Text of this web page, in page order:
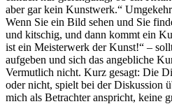
aber gar kein Kunstwerk.“
Wenn Sie ein Bild sehen und Sie
und kitschig, und dann kommt ein
ist ein Meisterwerk der Kunst!“ –
aufgeben und sich das angebliche
Vermutlich nicht. Kurz gesagt: Die
oder nicht, spielt bei der Diskussion
mich als Betrachter anspricht, keine